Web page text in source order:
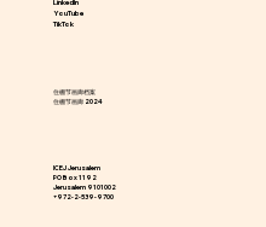
YouTube
TikTok
ICEJ Jerusalem
PO Box 1192
Jerusalem 9101002
+972-2-539-9700
住棚节画廊档案
住棚节画廊 2024